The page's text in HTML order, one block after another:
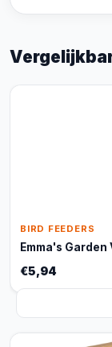
BIRD FEEDERS
Emma's
€5,94